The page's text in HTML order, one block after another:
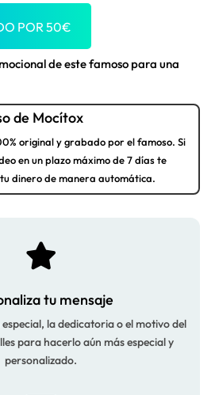
POR50€
de este famoso para una
de Mocítox
original y grabado por el famoso. Si
en un plazo máximo de 7 días te
dinero de manera automática.

tu mensaje
la dedicatoria o el motivo del
para hacerlo aún más especial y
personalizado.